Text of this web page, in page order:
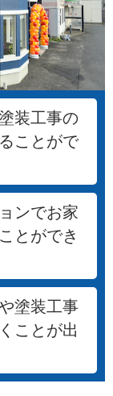
装工事の
ことがで
ンでお家
とができ
塗装工事
ことが出